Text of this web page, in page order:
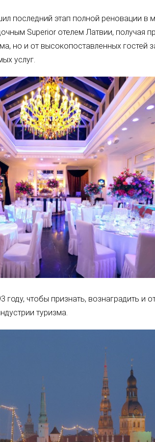
последний этап полной реновации в
Superior отелем Латвии, получая
но и от высокопоставленных гостей
услуг.
году, чтобы признать, вознаградить и
туризма.